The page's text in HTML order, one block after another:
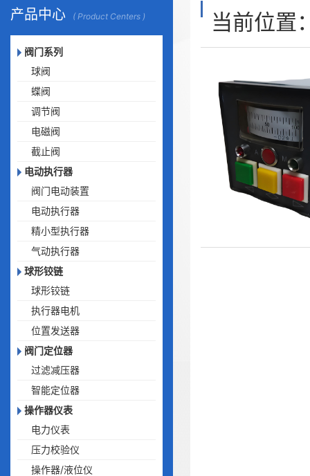
产品中心 ( Product Centers )
阀门系列
球阀
蝶阀
调节阀
电磁阀
截止阀
电动执行器
阀门电动装置
电动执行器
精小型执行器
气动执行器
球形铰链
球形铰链
执行器电机
位置发送器
阀门定位器
过滤减压器
智能定位器
操作器仪表
电力仪表
压力校验仪
操作器/液位仪
当前位置